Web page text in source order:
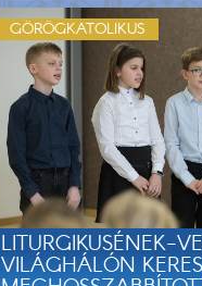
LITURGIKUSÉNEK-
VILÁGHÁLÓN
GÖRÖGKATOLIKUS